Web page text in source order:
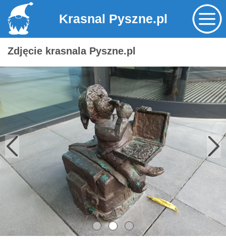
Krasnal Pyszne.pl
Zdjęcie krasnala Pyszne.pl